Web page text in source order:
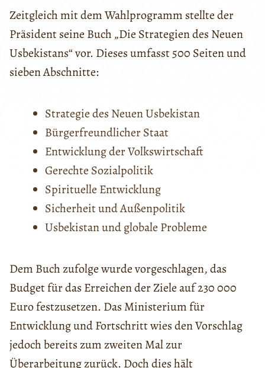
Zeitgleich mit dem Wahlprogramm stellte der
Präsident seine Buch „Die Strategien des Neuen
Usbekistans“ vor. Dieses umfasst 500 Seiten und
sieben Abschnitte:
Strategie des Neuen Usbekistan
Bürgerfreundlicher Staat
Entwicklung der Volkswirtschaft
Gerechte Sozialpolitik
Spirituelle Entwicklung
Sicherheit und Außenpolitik
Usbekistan und globale Probleme
Dem Buch zufolge wurde vorgeschlagen, das
Budget für das Erreichen der Ziele auf 230 000
Euro festzusetzen. Das Ministerium für
Entwicklung und Fortschritt wies den Vorschlag
jedoch bereits zum zweiten Mal zur
Überarbeitung zurück. Doch dies hält